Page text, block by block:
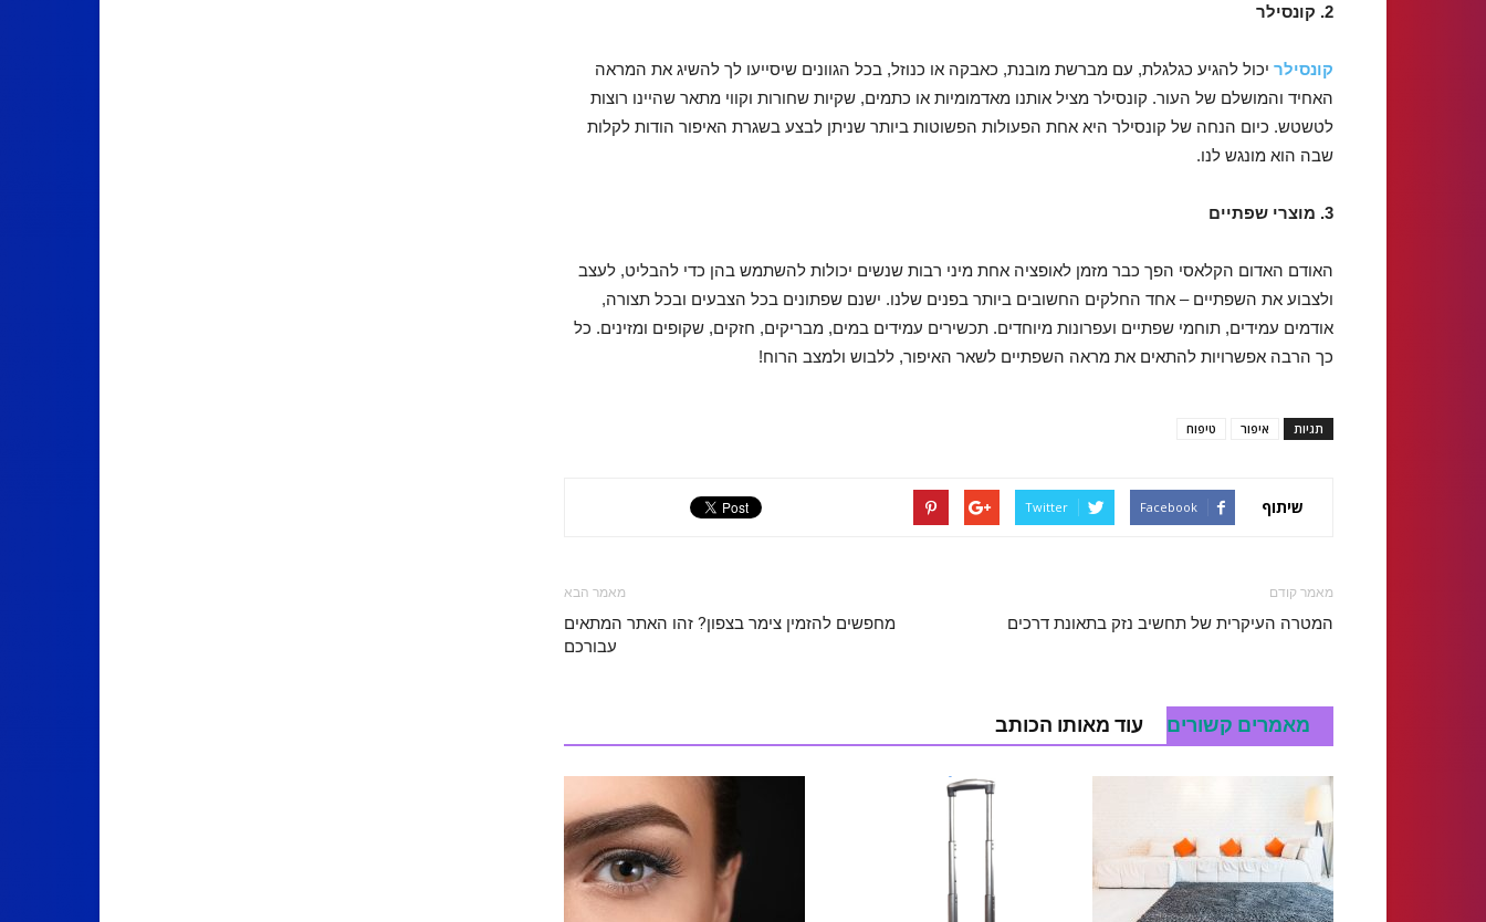
2. קונסילר
קונסילר יכול להגיע כגלגלת, עם מברשת מובנת, כאבקה או כנוזל, בכל הגוונים שיסייעו לך להשיג את המראה
האחיד והמושלם של העור. קונסילר מציל אותנו מאדמומיות או כתמים, שקיות שחורות וקווי מתאר שהיינו רוצות
לטשטש. כיום הנחה של קונסילר היא אחת הפעולות הפשוטות ביותר שניתן לבצע בשגרת האיפור הודות לקלות
שבה הוא מונגש לנו.
3. מוצרי שפתיים
האודם האדום הקלאסי הפך כבר מזמן לאופציה אחת מיני רבות שנשים יכולות להשתמש בהן כדי להבליט, לעצב
ולצבוע את השפתיים – אחד החלקים החשובים ביותר בפנים שלנו. ישנם שפתונים בכל הצבעים ובכל תצורה,
אודמים עמידים, תוחמי שפתיים ועפרונות מיוחדים. תכשירים עמידים במים, מבריקים, חזקים, שקופים ומזינים. כל
כך הרבה אפשרויות להתאים את מראה השפתיים לשאר האיפור, ללבוש ולמצב הרוח!
תגיות איפור טיפוח
שיתוף Facebook
Twitter
מאמר קודם
המטרה העיקרית של תחשיב נזק בתאונת דרכים
מאמר הבא
מחפשים להזמין צימר בצפון? זהו האתר המתאים
עבורכם
מאמרים קשורים עוד מאותו הכותב